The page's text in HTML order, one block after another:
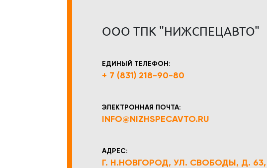
ООО ТПК "НИЖСПЕЦАВТО"
ЕДИНЫЙ ТЕЛЕФОН:
+ 7 (831) 218-90-80
ЭЛЕКТРОННАЯ ПОЧТА:
INFO@NIZHSPECAVTO.RU
АДРЕС:
Г. Н.НОВГОРОД, УЛ. СВОБОДЫ, Д.